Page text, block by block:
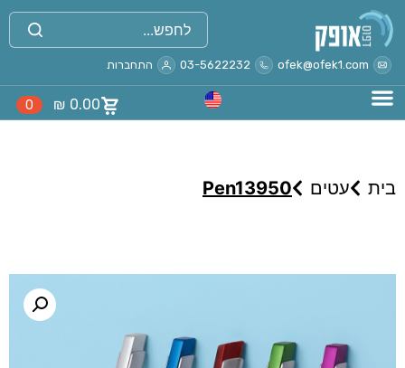
ofek@ofek1.com
03-5622232 התחברות
₪ 0.00
0
בית עטים Pen13950